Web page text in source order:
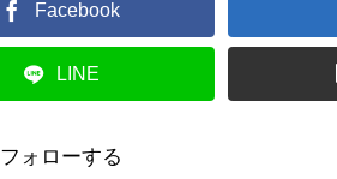
Facebook
LINE
フォローする